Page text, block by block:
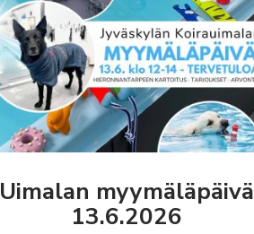
Uimalan myymäläpäivä
13.6.2026